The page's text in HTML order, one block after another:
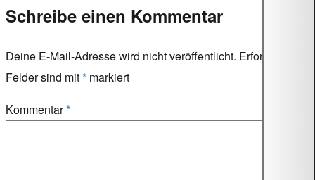
Schreibe einen Kommentar
Deine E-Mail-Adresse wird nicht veröffentlicht. Erforderliche
Felder sind mit* markiert
Kommentar*